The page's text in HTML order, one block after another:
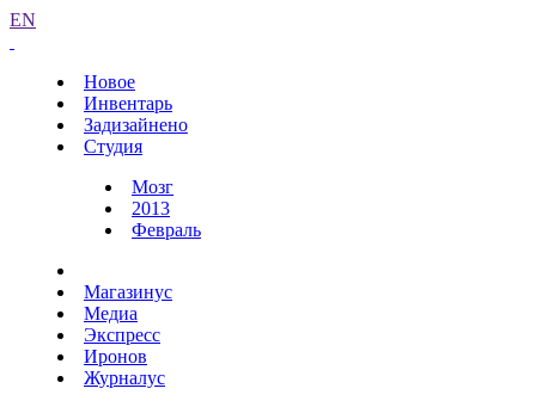
EN
Новое
Инвентарь
Задизайнено
Студия
Мозг
2013
Февраль
Магазинус
Медиа
Экспресс
Иронов
Журналус